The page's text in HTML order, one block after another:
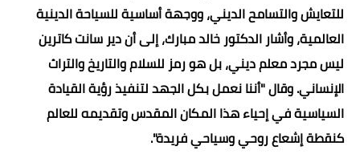
للتعايش والتسامح الديني، ووجهة أساسية للسياحة الدينية
العالمية، وأشار الدكتور خالد مبارك، إلى أن دير سانت كاترين
ليس مجرد معلم ديني، بل هو رمز للسلام والتاريخ والتراث
الإنساني. وقال "أننا نعمل بكل الجهد لتنفيذ رؤية القيادة
السياسية في إحياء هذا المكان المقدس وتقديمه للعالم
كنقطة إشعاع روحي وسياحي فريدة".